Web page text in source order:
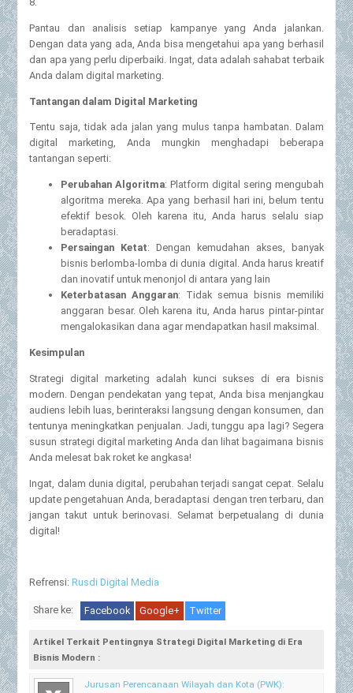
Pantau dan analisis setiap kampanye yang Anda jalankan.
Dengan data yang ada, Anda bisa mengetahui apa yang berhasil
dan apa yang perlu diperbaiki. Ingat, data adalah sahabat terbaik
Anda dalam digital marketing.
Tantangan dalam Digital Marketing
Tentu saja, tidak ada jalan yang mulus tanpa hambatan. Dalam
digital marketing, Anda mungkin menghadapi beberapa
tantangan seperti:
Perubahan Algoritma: Platform digital sering mengubah
algoritma mereka. Apa yang berhasil hari ini, belum tentu
efektif besok. Oleh karena itu, Anda harus selalu siap
beradaptasi.
Persaingan Ketat: Dengan kemudahan akses, banyak
bisnis berlomba-lomba di dunia digital. Anda harus kreatif
dan inovatif untuk menonjol di antara yang lain
Keterbatasan Anggaran: Tidak semua bisnis memiliki
anggaran besar. Oleh karena itu, Anda harus pintar-pintar
mengalokasikan dana agar mendapatkan hasil maksimal.
Kesimpulan
Strategi digital marketing adalah kunci sukses di era bisnis
modern. Dengan pendekatan yang tepat, Anda bisa menjangkau
audiens lebih luas, berinteraksi langsung dengan konsumen, dan
tentunya meningkatkan penjualan. Jadi, tunggu apa lagi? Segera
susun strategi digital marketing Anda dan lihat bagaimana bisnis
Anda melesat bak roket ke angkasa!
Ingat, dalam dunia digital, perubahan terjadi sangat cepat. Selalu
update pengetahuan Anda, beradaptasi dengan tren terbaru, dan
jangan takut untuk berinovasi. Selamat berpetualang di dunia
digital!
Refrensi:Rusdi Digital Media
Share ke: Facebook Google+ Twitter
Artikel Terkait Pentingnya Strategi Digital Marketing di Era
Bisnis Modern :
Jurusan Perencanaan Wilayah dan Kota (PWK):